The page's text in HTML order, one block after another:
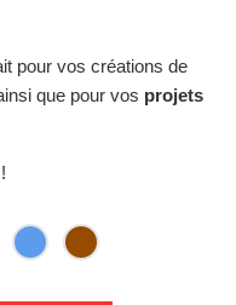
pour vos créations de
que pour vos projets